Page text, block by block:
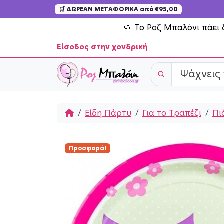
🛒 ΔΩΡΕΑΝ ΜΕΤΑΦΟΡΙΚΑ από €95,00
🍉 Το Ροζ Μπαλόνι πάει
Είσοδος στην χονδρική
HomeΕίδη Πάρτυ Για το Τραπέζι
Προσφορά!